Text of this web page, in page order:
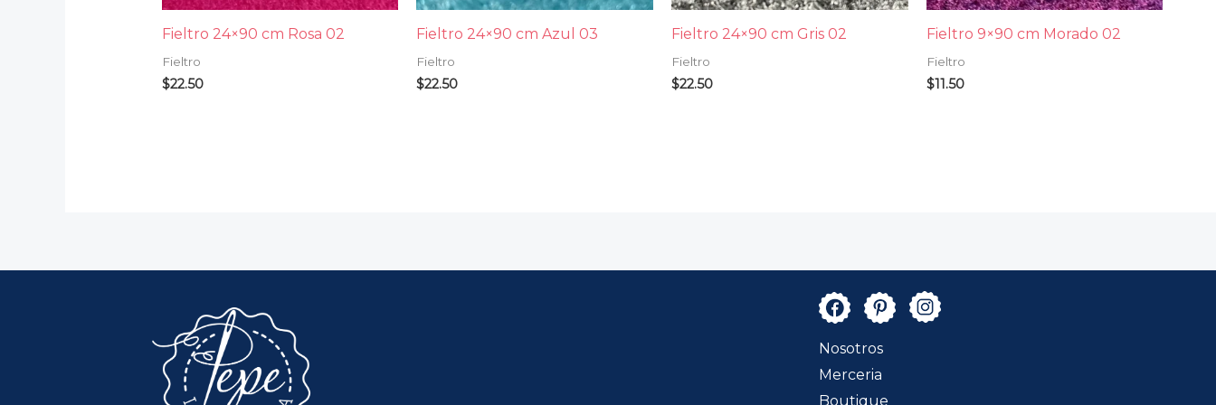
Fieltro 24×90 cm Rosa 02
Fieltro
$22.50
Fieltro 24×90 cm Azul 03
Fieltro
$22.50
Fieltro 24×90 cm Gris 02
Fieltro
$22.50
Fieltro 9×90 cm Morado 02
Fieltro
$11.50
Nosotros
Merceria
Boutique